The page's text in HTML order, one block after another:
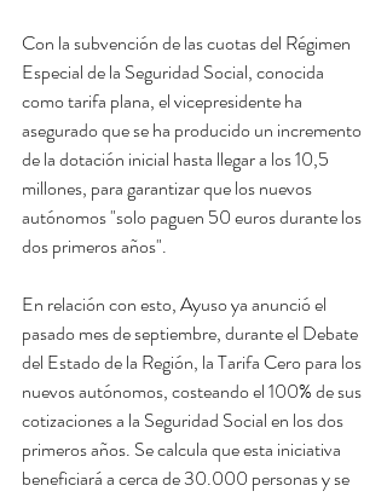
Con la subvención de las cuotas del Régimen
Especial de la Seguridad Social, conocida
como tarifa plana, el vicepresidente ha
asegurado que se ha producido un incremento
de la dotación inicial hasta llegar a los 10,5
millones, para garantizar que los nuevos
autónomos "solo paguen 50 euros durante los
dos primeros años".
En relación con esto, Ayuso ya anunció el
pasado mes de septiembre, durante el Debate
del Estado de la Región, la Tarifa Cero para los
nuevos autónomos, costeando el 100% de sus
cotizaciones a la Seguridad Social en los dos
primeros años. Se calcula que esta iniciativa
beneficiará a cerca de 30.000 personas y se